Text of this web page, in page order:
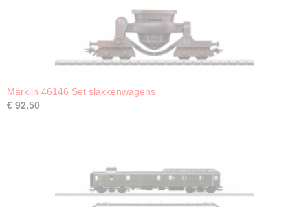
Märklin 46146 Set slakkenwagens
€ 92,50